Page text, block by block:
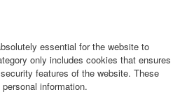
essential for the website to
only includes cookies that ensures
features of the website. These
information.